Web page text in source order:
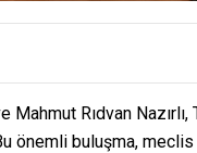
Mahmut Rıdvan
önemli buluşma,